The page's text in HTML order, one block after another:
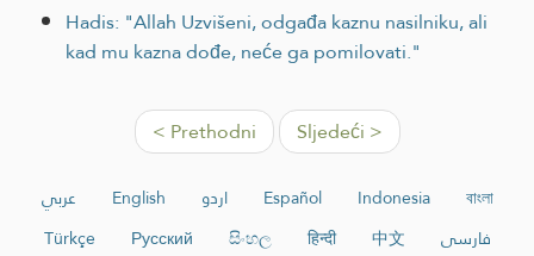
Hadis: "Allah Uzvišeni, odgađa kaznu nasilniku, ali
kad mu kazna dođe, neće ga pomilovati."
< Prethodni Sljedeći >
عربي English اردو Español Indonesia
বাংলা
Türkçe
Русский සිංහල हिन्दी 中文
فارسی